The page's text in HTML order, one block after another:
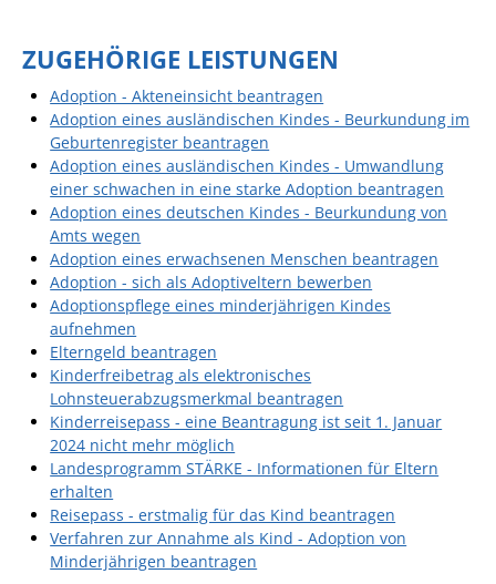
Kontakt
Online-Bürgerportal
Bürgerservice
Behördenwegweiser
Leistungen - Service BW
Neubürgerinfos
Wissenswertes/Service
Mängelmeldung online
Winterdienst
Organspende
ZUGEHÖRIGE LEISTUNGEN
Adoption - Akteneinsicht beantragen
Adoption eines ausländischen Kindes - Beurkundung im
Geburtenregister beantragen
Adoption eines ausländischen Kindes - Umwandlung
einer schwachen in eine starke Adoption beantragen
Adoption eines deutschen Kindes - Beurkundung von
Amts wegen
Adoption eines erwachsenen Menschen beantragen
Adoption - sich als Adoptiveltern bewerben
Adoptionspflege eines minderjährigen Kindes
aufnehmen
Elterngeld beantragen
Kinderfreibetrag als elektronisches
Lohnsteuerabzugsmerkmal beantragen
Kinderreisepass - eine Beantragung ist seit 1. Januar
2024 nicht mehr möglich
Landesprogramm STÄRKE - Informationen für Eltern
erhalten
Reisepass - erstmalig für das Kind beantragen
Verfahren zur Annahme als Kind - Adoption von
Minderjährigen beantragen